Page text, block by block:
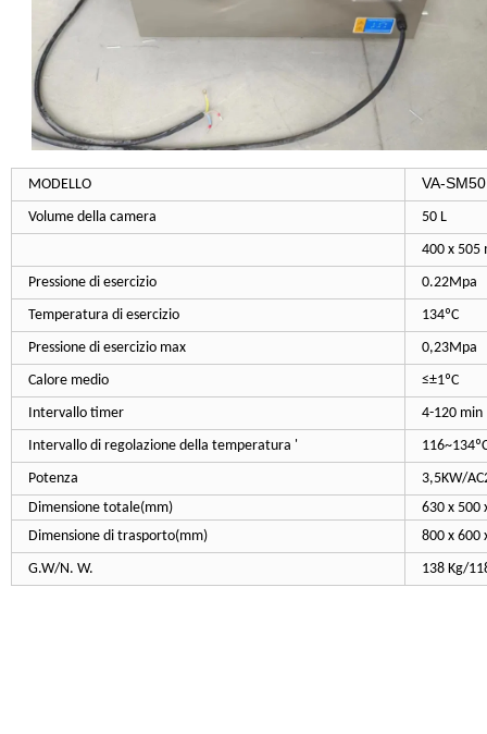
MODELLO VA-SM50
Volume della camera
50 L
400 x 505
Pressione di esercizio
0.22Mpa
Temperatura di esercizio
134ºC
Pressione di esercizio max
0,23Mpa
Calore medio
≤±1ºC
Intervallo timer
4-120 min
Intervallo di regolazione della temperatura '
Potenza
3,5KW/
Dimensione totale(mm)
630 x 500
Dimensione di trasporto(mm)
800 x 600
G.W/N. W.
138 Kg/